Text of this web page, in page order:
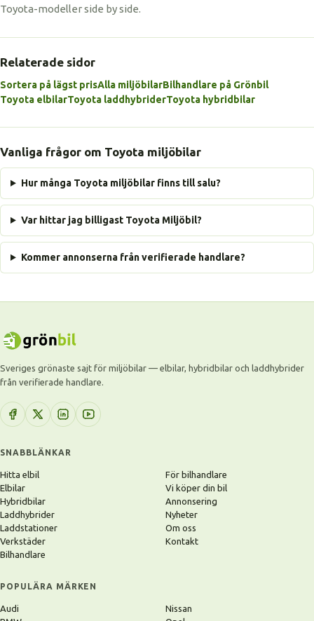
Toyota-modeller side by side.
Relaterade sidor
Sortera på lägst prisAlla miljöbilarBilhandlare på Grönbil
Toyota elbilarToyota laddhybriderToyota hybridbilar
Vanliga frågor om Toyota miljöbilar
Hur många Toyota miljöbilar finns till salu?
Var hittar jag billigast Toyota Miljöbil?
Kommer annonserna från verifierade handlare?
Sveriges grönaste sajt för miljöbilar — elbilar, hybridbilar och laddhybrider
från verifierade handlare.
SNABBLÄNKAR
Hitta elbil
Elbilar
Hybridbilar
Laddhybrider
Laddstationer
Verkstäder
Bilhandlare
För bilhandlare
Vi köper din bil
Annonsering
Nyheter
Om oss
Kontakt
POPULÄRA MÄRKEN
Audi
Nissan